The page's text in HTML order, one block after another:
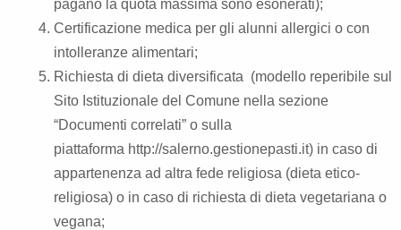
pagano la quota massima sono esonerati);
Certificazione medica per gli alunni allergici o con
intolleranze alimentari;
Richiesta di dieta diversificata (modello reperibile sul
Sito Istituzionale del Comune nella sezione
“Documenti correlati” o sulla
piattaforma http://salerno.gestionepasti.it) in caso di
appartenenza ad altra fede religiosa (dieta etico-
religiosa) o in caso di richiesta di dieta vegetariana o
vegana;